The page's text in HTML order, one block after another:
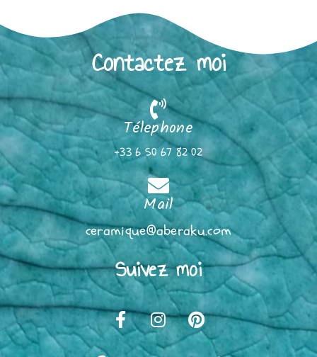
Contactez moi
Télephone
+33 6 50 67 82 02
Mail
ceramique@aberaku.com
Suivez moi